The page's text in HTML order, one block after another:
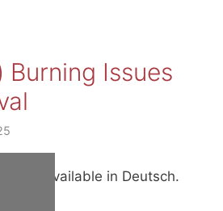
Burning Issues
only available in Deutsch.
(2024), Doku-Trailer